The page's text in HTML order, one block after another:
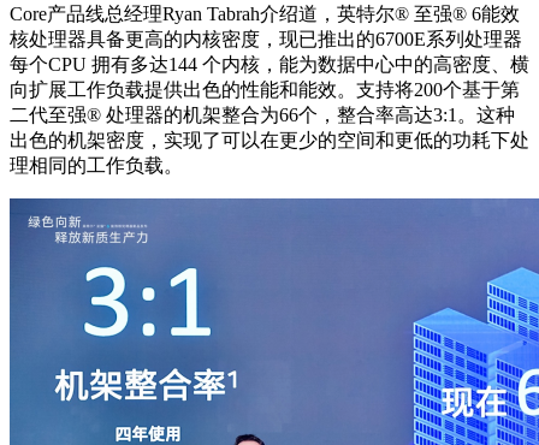
Core产品线总经理Ryan Tabrah介绍道，英特尔®️ 至强®️ 6能效
核处理器具备更高的内核密度，现已推出的6700E系列处理器
每个CPU 拥有多达144 个内核，能为数据中心中的高密度、横
向扩展工作负载提供出色的性能和能效。支持将200个基于第
二代至强®️ 处理器的机架整合为66个，整合率高达3:1。这种
出色的机架密度，实现了可以在更少的空间和更低的功耗下处
理相同的工作负载。